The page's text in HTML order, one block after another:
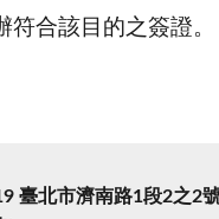
符合該目的之簽證。
臺北市濟南路1段2之2